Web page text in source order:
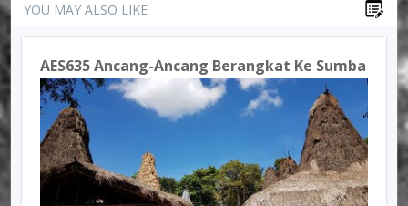
YOU MAY ALSO LIKE
AES635 Ancang-Ancang Berangkat Ke Sumba